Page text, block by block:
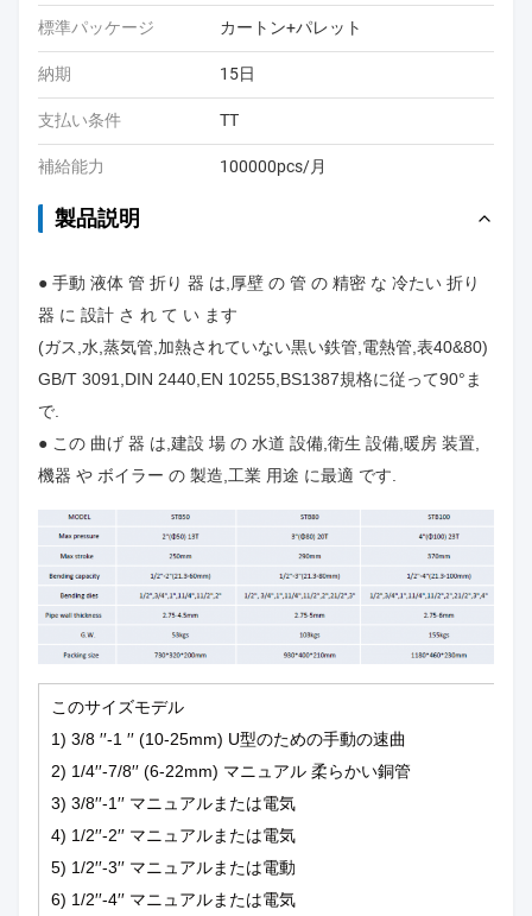
標準パッケージ カートン+パレット
納期 15日
支払い条件 TT
補給能力 100000pcs/月
製品説明
● 手動 液体 管 折り 器 は,厚壁 の 管 の 精密 な 冷たい 折り
器 に 設計 さ れ て い ます
(ガス,水,蒸気管,加熱されていない黒い鉄管,電熱管,表40&80)
GB/T 3091,DIN 2440,EN 10255,BS1387規格に従って90°ま
で.
● この 曲げ 器 は,建設 場 の 水道 設備,衛生 設備,暖房 装置,
機器 や ボイラー の 製造,工業 用途 に最適 です.
このサイズモデル
1) 3/8 ′′-1 ′′ (10-25mm) U型のための手動の速曲
2) 1/4′′-7/8′′ (6-22mm) マニュアル 柔らかい銅管
3) 3/8′′-1′′ マニュアルまたは電気
4) 1/2′′-2′′ マニュアルまたは電気
5) 1/2′′-3′′ マニュアルまたは電動
6) 1/2′′-4′′ マニュアルまたは電気